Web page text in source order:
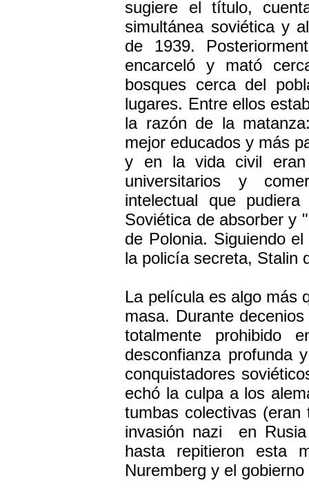
sugiere el título,
simultánea soviética y
de 1939.
encarceló y mató
bosques cerca del
lugares. Entre ellos
la razón de la
mejor educados y más
y en la vida civil eran
universitarios y
intelectual que
Soviética de absorber y
de Polonia. Siguiendo
la policía secreta, Stalin
La película es algo más
masa. Durante
totalmente
desconfianza profunda
conquistadores
echó la culpa a los
tumbas colectivas
invasión nazi en
hasta repitieron esta
Nuremberg y el